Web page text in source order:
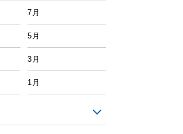
7月
5月
3月
1月